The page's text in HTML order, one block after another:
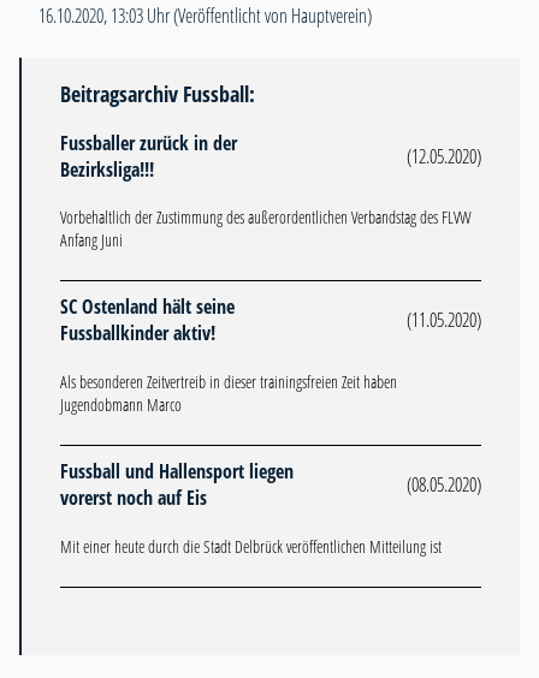
16.10.2020, 13:03 Uhr(Veröffentlicht von Hauptverein)
Beitragsarchiv Fussball:
Fussballer zurück in der
Bezirksliga!!!
(12.05.2020)
Vorbehaltlich der Zustimmung des außerordentlichen Verbandstag des FLVW
Anfang Juni
SC Ostenland hält seine
Fussballkinder aktiv!
(11.05.2020)
Als besonderen Zeitvertreib in dieser trainingsfreien Zeit haben
Jugendobmann Marco
Fussball und Hallensport liegen
vorerst noch auf Eis
(08.05.2020)
Mit einer heute durch die Stadt Delbrück veröffentlichen Mitteilung ist